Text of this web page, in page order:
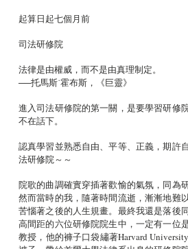
起算日起七個月前
司法研修院
法律是由權威，而不是由真理制定。
──托馬斯˙霍布斯，《巨靈》
進入司法研修院的第一關，是要學習研修
不在話下。
認真學習並熟悉自由、平等、正義，期許
法研修院～～
院歌的曲調確實穿插著歡愉的氣氛，同為
然而當時的我，隨著時間流逝，漸漸地難
苦惱著之後的人生規畫。最終我還是落後
高間距的六位研修院院生中，一定有一位
教授，他的褲子口袋繡著Harvard